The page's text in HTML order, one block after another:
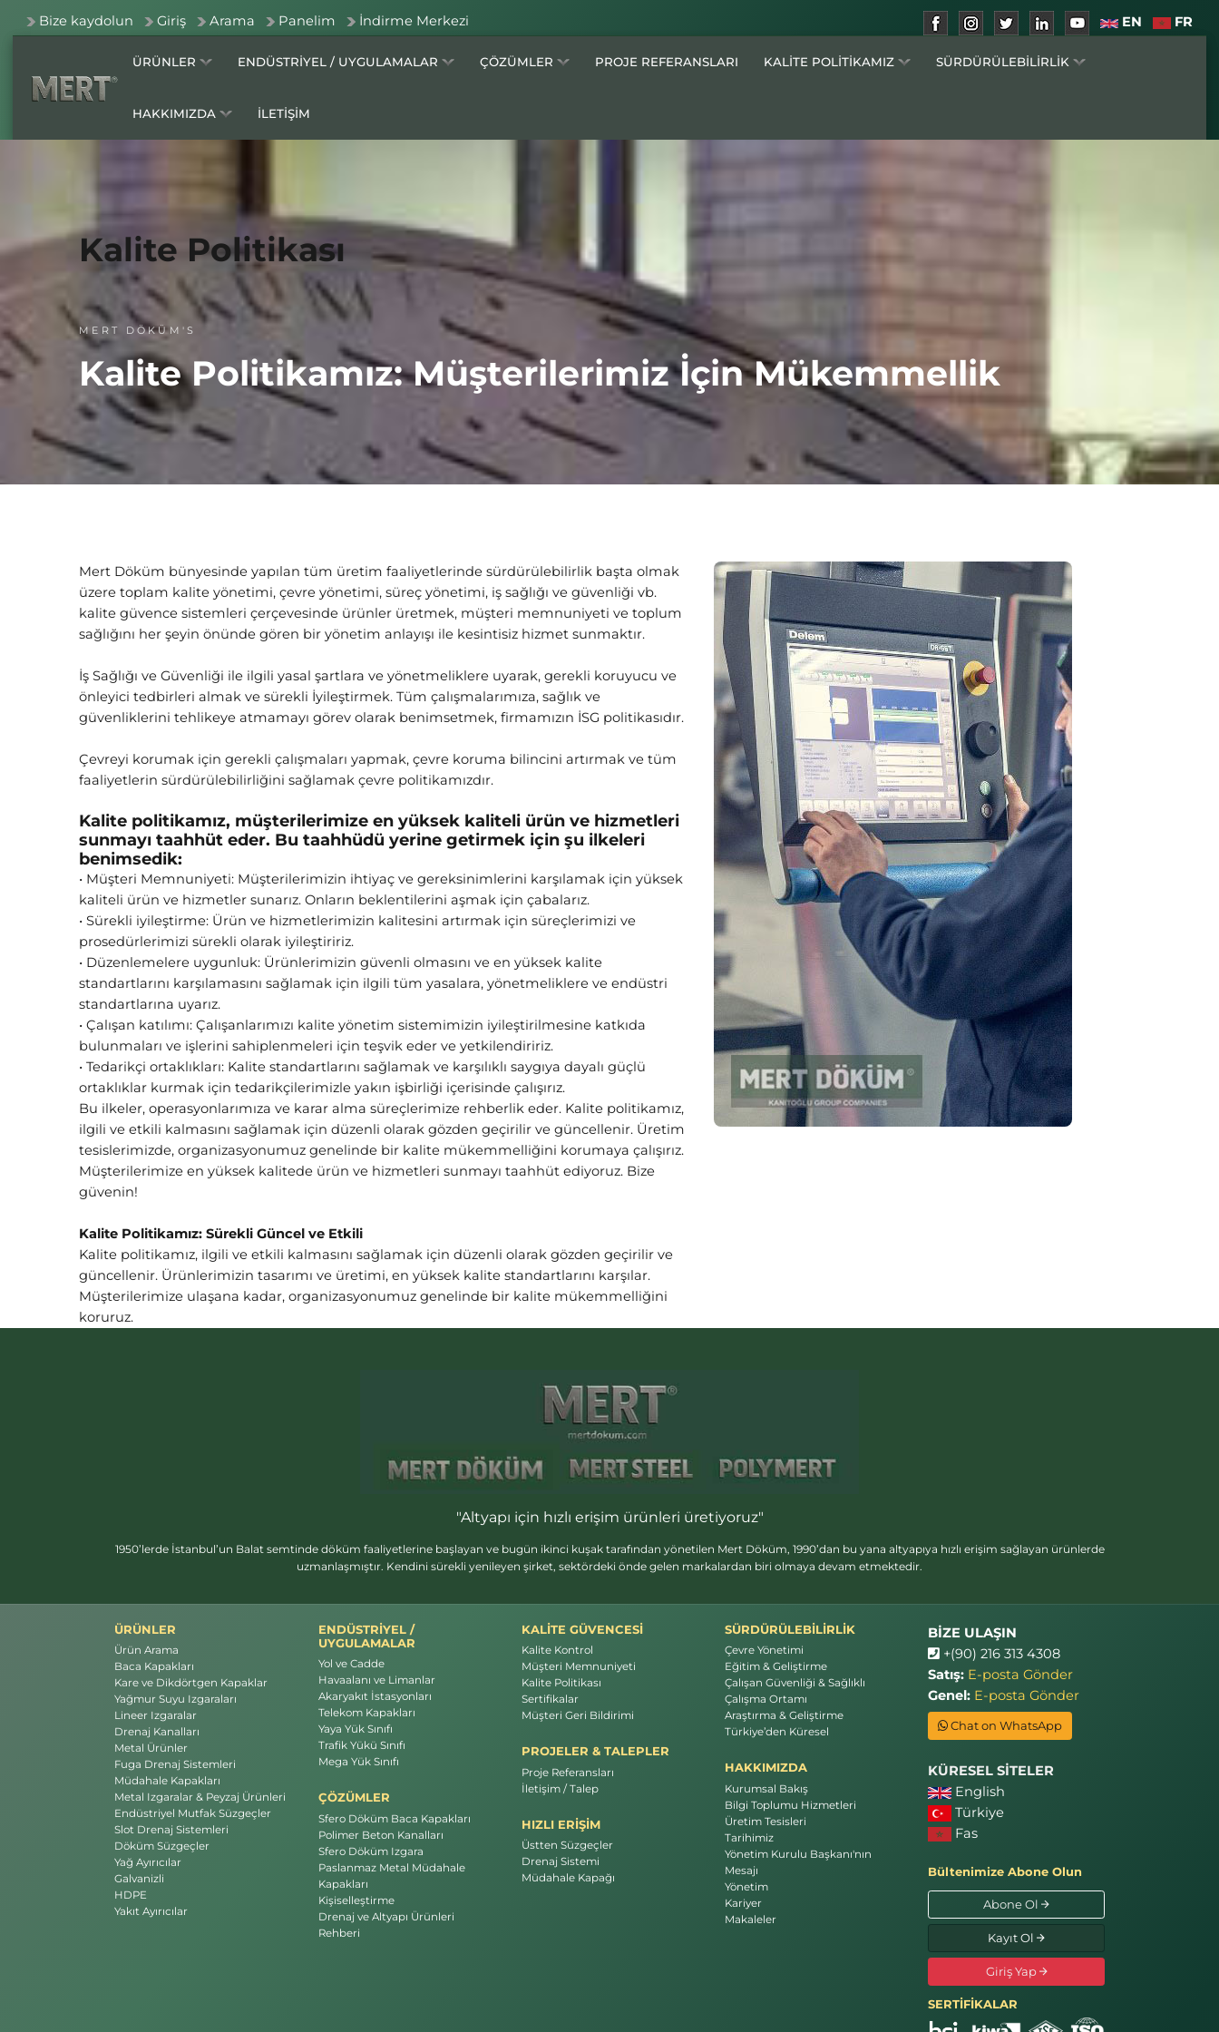
Bize kaydolun Giriş Arama Panelim İndirme Merkezi EN FR
ÜRÜNLER ENDÜSTRİYEL / UYGULAMALAR ÇÖZÜMLER PROJE REFERANSLARI KALİTE POLİTİKAMIZ SÜRDÜRÜLEBİLİRLİK
HAKKIMIZDA İLETİŞİM
Kalite Politikası
MERT DÖKÜM'S
Kalite Politikamız: Müşterilerimiz İçin Mükemmellik
Mert Döküm bünyesinde yapılan tüm üretim faaliyetlerinde sürdürülebilirlik başta olmak
üzere toplam kalite yönetimi, çevre yönetimi, süreç yönetimi, iş sağlığı ve güvenliği vb.
kalite güvence sistemleri çerçevesinde ürünler üretmek, müşteri memnuniyeti ve toplum
sağlığını her şeyin önünde gören bir yönetim anlayışı ile kesintisiz hizmet sunmaktır.
İş Sağlığı ve Güvenliği ile ilgili yasal şartlara ve yönetmeliklere uyarak, gerekli koruyucu ve
önleyici tedbirleri almak ve sürekli İyileştirmek. Tüm çalışmalarımıza, sağlık ve
güvenliklerini tehlikeye atmamayı görev olarak benimsetmek, firmamızın İSG politikasıdır.
Çevreyi korumak için gerekli çalışmaları yapmak, çevre koruma bilincini artırmak ve tüm
faaliyetlerin sürdürülebilirliğini sağlamak çevre politikamızdır.
Kalite politikamız, müşterilerimize en yüksek kaliteli ürün ve hizmetleri
sunmayı taahhüt eder. Bu taahhüdü yerine getirmek için şu ilkeleri
benimsedik:
• Müşteri Memnuniyeti: Müşterilerimizin ihtiyaç ve gereksinimlerini karşılamak için yüksek
kaliteli ürün ve hizmetler sunarız. Onların beklentilerini aşmak için çabalarız.
• Sürekli iyileştirme: Ürün ve hizmetlerimizin kalitesini artırmak için süreçlerimizi ve
prosedürlerimizi sürekli olarak iyileştiririz.
• Düzenlemelere uygunluk: Ürünlerimizin güvenli olmasını ve en yüksek kalite
standartlarını karşılamasını sağlamak için ilgili tüm yasalara, yönetmeliklere ve endüstri
standartlarına uyarız.
• Çalışan katılımı: Çalışanlarımızı kalite yönetim sistemimizin iyileştirilmesine katkıda
bulunmaları ve işlerini sahiplenmeleri için teşvik eder ve yetkilendiririz.
• Tedarikçi ortaklıkları: Kalite standartlarını sağlamak ve karşılıklı saygıya dayalı güçlü
ortaklıklar kurmak için tedarikçilerimizle yakın işbirliği içerisinde çalışırız.
Bu ilkeler, operasyonlarımıza ve karar alma süreçlerimize rehberlik eder. Kalite politikamız,
ilgili ve etkili kalmasını sağlamak için düzenli olarak gözden geçirilir ve güncellenir. Üretim
tesislerimizde, organizasyonumuz genelinde bir kalite mükemmelliğini korumaya çalışırız.
Müşterilerimize en yüksek kalitede ürün ve hizmetleri sunmayı taahhüt ediyoruz. Bize
güvenin!
Kalite Politikamız: Sürekli Güncel ve Etkili
Kalite politikamız, ilgili ve etkili kalmasını sağlamak için düzenli olarak gözden geçirilir ve
güncellenir. Ürünlerimizin tasarımı ve üretimi, en yüksek kalite standartlarını karşılar.
Müşterilerimize ulaşana kadar, organizasyonumuz genelinde bir kalite mükemmelliğini
koruruz.
"Altyapı için hızlı erişim ürünleri üretiyoruz"
1950’lerde İstanbul’un Balat semtinde döküm faaliyetlerine başlayan ve bugün ikinci kuşak tarafından yönetilen Mert Döküm, 1990’dan bu yana altyapıya hızlı erişim sağlayan ürünlerde
uzmanlaşmıştır. Kendini sürekli yenileyen şirket, sektördeki önde gelen markalardan biri olmaya devam etmektedir.
ÜRÜNLER
Ürün Arama
Baca Kapakları
Kare ve Dikdörtgen Kapaklar
Yağmur Suyu Izgaraları
Lineer Izgaralar
Drenaj Kanalları
Metal Ürünler
Fuga Drenaj Sistemleri
Müdahale Kapakları
Metal Izgaralar & Peyzaj Ürünleri
Endüstriyel Mutfak Süzgeçler
Slot Drenaj Sistemleri
Döküm Süzgeçler
Yağ Ayırıcılar
Galvanizli
HDPE
Yakıt Ayırıcılar
ENDÜSTRİYEL /
UYGULAMALAR
Yol ve Cadde
Havaalanı ve Limanlar
Akaryakıt İstasyonları
Telekom Kapakları
Yaya Yük Sınıfı
Trafik Yükü Sınıfı
Mega Yük Sınıfı
ÇÖZÜMLER
Sfero Döküm Baca Kapakları
Polimer Beton Kanalları
Sfero Döküm Izgara
Paslanmaz Metal Müdahale
Kapakları
Kişiselleştirme
Drenaj ve Altyapı Ürünleri
Rehberi
KALİTE GÜVENCESİ
Kalite Kontrol
Müşteri Memnuniyeti
Kalite Politikası
Sertifikalar
Müşteri Geri Bildirimi
PROJELER & TALEPLER
Proje Referansları
İletişim / Talep
HIZLI ERİŞİM
Üstten Süzgeçler
Drenaj Sistemi
Müdahale Kapağı
SÜRDÜRÜLEBİLİRLİK
Çevre Yönetimi
Eğitim & Geliştirme
Çalışan Güvenliği & Sağlıklı
Çalışma Ortamı
Araştırma & Geliştirme
Türkiye’den Küresel
HAKKIMIZDA
Kurumsal Bakış
Bilgi Toplumu Hizmetleri
Üretim Tesisleri
Tarihimiz
Yönetim Kurulu Başkanı'nın
Mesajı
Yönetim
Kariyer
Makaleler
BİZE ULAŞIN
+(90) 216 313 4308
Satış: E-posta Gönder
Genel: E-posta Gönder
Chat on WhatsApp
KÜRESEL SİTELER
English
Türkiye
Fas
Bültenimize Abone Olun
Abone Ol
Kayıt Ol
Giriş Yap
SERTİFİKALAR